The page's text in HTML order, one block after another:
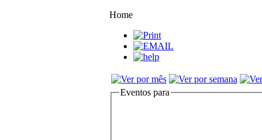
Home
Eventos para